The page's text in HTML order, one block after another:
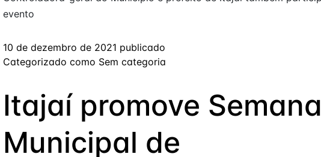
evento
10 de dezembro de 2021 publicado
Categorizado como Sem categoria
Itajaí promove
Municipal de